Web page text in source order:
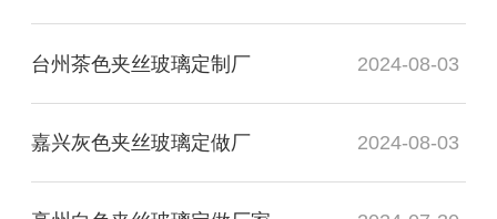
台州茶色夹丝玻璃定制厂 2024-08-03
嘉兴灰色夹丝玻璃定做厂 2024-08-03